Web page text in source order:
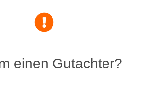
einen Gutachter?